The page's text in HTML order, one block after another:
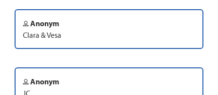
Anonym
Clara & Vesa
Anonym
JC